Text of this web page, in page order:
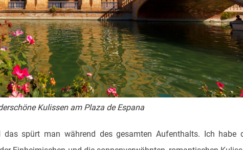
Kulissen am Plaza de Espana
das spürt man während des gesamten Aufenthalts. Ich habe